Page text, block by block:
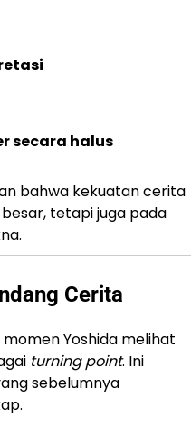
secara halus
bahwa kekuatan cerita
tetapi juga pada
Cerita
Yoshida melihat
turning point. Ini
sebelumnya